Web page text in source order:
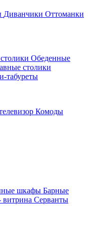
Диванчики Оттоманки
Обеденные
столики
табуреты
Комоды
шкафы Барные
Серванты